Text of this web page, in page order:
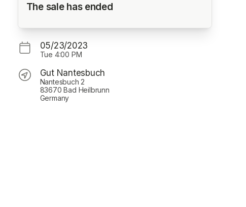
The sale has ended
05/23/2023
Tue 4:00 PM
Gut Nantesbuch
Nantesbuch 2
83670 Bad Heilbrunn
Germany